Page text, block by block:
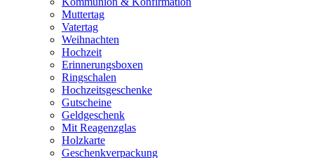
Muttertag
Vatertag
Weihnachten
Hochzeit
Erinnerungsboxen
Ringschalen
Hochzeitsgeschenke
Gutscheine
Geldgeschenk
Mit Reagenzglas
Holzkarte
Geschenkverpackung